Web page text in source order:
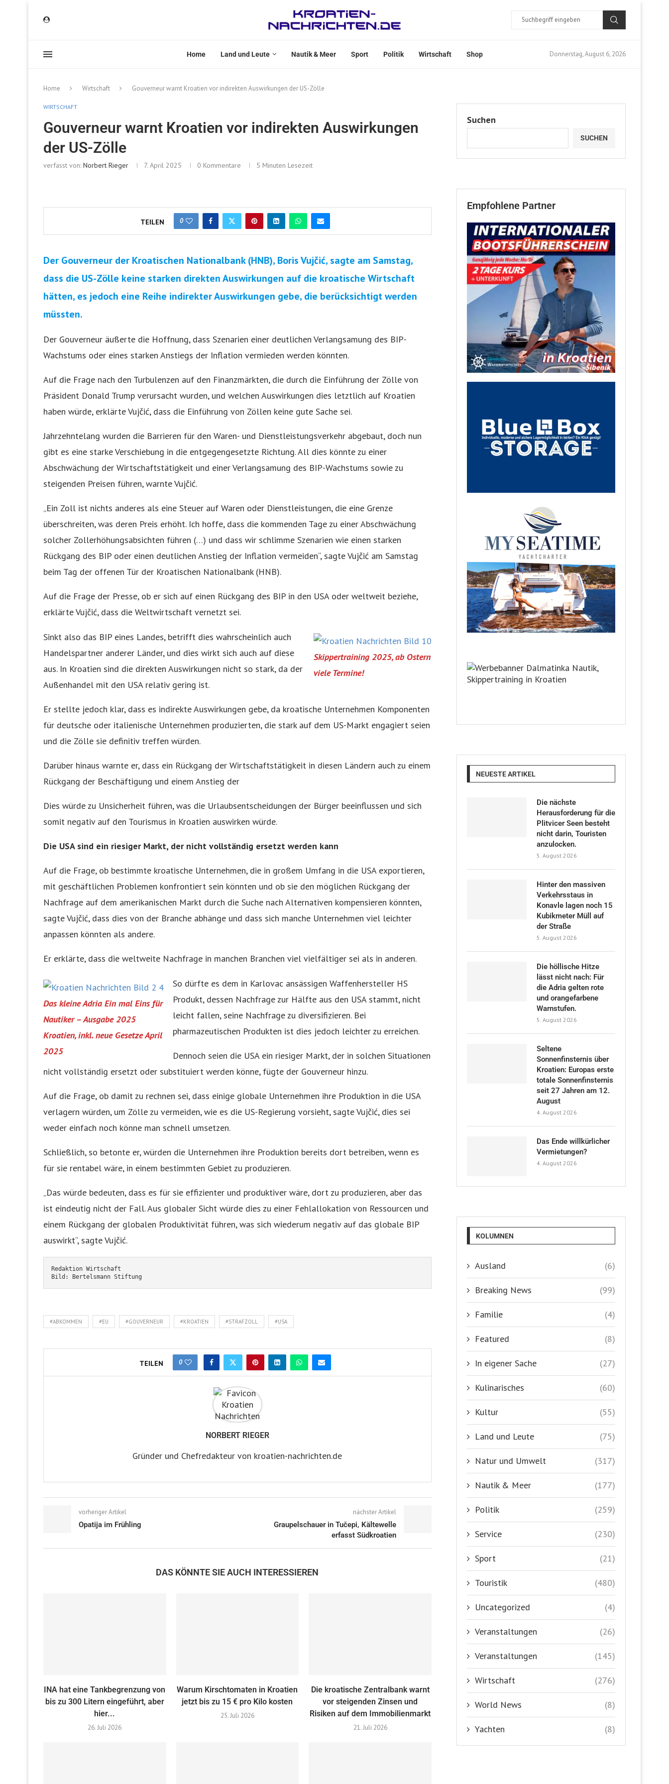
Home Land und Leute Nautik & Meer Sport Politik Wirtschaft Shop Donnerstag, August 6, 2026
Home Wirtschaft Gouverneur warnt Kroatien vor indirekten Auswirkungen der US-Zölle
WIRTSCHAFT
Gouverneur warnt Kroatien vor indirekten Auswirkungen
der US-Zölle
verfasst von: Norbert Rieger 7. April 2025 0 Kommentare 5 Minuten Lesezeit
TEILEN 0
Der Gouverneur der Kroatischen Nationalbank (HNB), Boris Vujčić, sagte am Samstag,
dass die US-Zölle keine starken direkten Auswirkungen auf die kroatische Wirtschaft
hätten, es jedoch eine Reihe indirekter Auswirkungen gebe, die berücksichtigt werden
müssten.
Der Gouverneur äußerte die Hoffnung, dass Szenarien einer deutlichen Verlangsamung des BIP-
Wachstums oder eines starken Anstiegs der Inflation vermieden werden könnten.
Auf die Frage nach den Turbulenzen auf den Finanzmärkten, die durch die Einführung der Zölle von
Präsident Donald Trump verursacht wurden, und welchen Auswirkungen dies letztlich auf Kroatien
haben würde, erklärte Vujčić, dass die Einführung von Zöllen keine gute Sache sei.
Jahrzehntelang wurden die Barrieren für den Waren- und Dienstleistungsverkehr abgebaut, doch nun
gibt es eine starke Verschiebung in die entgegengesetzte Richtung. All dies könnte zu einer
Abschwächung der Wirtschaftstätigkeit und einer Verlangsamung des BIP-Wachstums sowie zu
steigenden Preisen führen, warnte Vujčić.
„Ein Zoll ist nichts anderes als eine Steuer auf Waren oder Dienstleistungen, die eine Grenze
überschreiten, was deren Preis erhöht. Ich hoffe, dass die kommenden Tage zu einer Abschwächung
solcher Zollerhöhungsabsichten führen (…) und dass wir schlimme Szenarien wie einen starken
Rückgang des BIP oder einen deutlichen Anstieg der Inflation vermeiden“, sagte Vujčić am Samstag
beim Tag der offenen Tür der Kroatischen Nationalbank (HNB).
Auf die Frage der Presse, ob er sich auf einen Rückgang des BIP in den USA oder weltweit beziehe,
erklärte Vujčić, dass die Weltwirtschaft vernetzt sei.
Skippertraining 2025, ab Ostern
viele Termine!
Sinkt also das BIP eines Landes, betrifft dies wahrscheinlich auch
Handelspartner anderer Länder, und dies wirkt sich auch auf diese
aus. In Kroatien sind die direkten Auswirkungen nicht so stark, da der
Außenhandel mit den USA relativ gering ist.
Er stellte jedoch klar, dass es indirekte Auswirkungen gebe, da kroatische Unternehmen Komponenten
für deutsche oder italienische Unternehmen produzierten, die stark auf dem US-Markt engagiert seien
und die Zölle sie definitiv treffen würden.
Darüber hinaus warnte er, dass ein Rückgang der Wirtschaftstätigkeit in diesen Ländern auch zu einem
Rückgang der Beschäftigung und einem Anstieg der
Dies würde zu Unsicherheit führen, was die Urlaubsentscheidungen der Bürger beeinflussen und sich
somit negativ auf den Tourismus in Kroatien auswirken würde.
Die USA sind ein riesiger Markt, der nicht vollständig ersetzt werden kann
Auf die Frage, ob bestimmte kroatische Unternehmen, die in großem Umfang in die USA exportieren,
mit geschäftlichen Problemen konfrontiert sein könnten und ob sie den möglichen Rückgang der
Nachfrage auf dem amerikanischen Markt durch die Suche nach Alternativen kompensieren könnten,
sagte Vujčić, dass dies von der Branche abhänge und dass sich manche Unternehmen viel leichter
anpassen könnten als andere.
Er erklärte, dass die weltweite Nachfrage in manchen Branchen viel vielfältiger sei als in anderen.
Das kleine Adria Ein mal Eins für
Nautiker – Ausgabe 2025
Kroatien, inkl. neue Gesetze April
2025
So dürfte es dem in Karlovac ansässigen Waffenhersteller HS
Produkt, dessen Nachfrage zur Hälfte aus den USA stammt, nicht
leicht fallen, seine Nachfrage zu diversifizieren. Bei
pharmazeutischen Produkten ist dies jedoch leichter zu erreichen.
Dennoch seien die USA ein riesiger Markt, der in solchen Situationen
nicht vollständig ersetzt oder substituiert werden könne, fügte der Gouverneur hinzu.
Auf die Frage, ob damit zu rechnen sei, dass einige globale Unternehmen ihre Produktion in die USA
verlagern würden, um Zölle zu vermeiden, wie es die US-Regierung vorsieht, sagte Vujčić, dies sei
weder einfach noch könne man schnell umsetzen.
Schließlich, so betonte er, würden die Unternehmen ihre Produktion bereits dort betreiben, wenn es
für sie rentabel wäre, in einem bestimmten Gebiet zu produzieren.
„Das würde bedeuten, dass es für sie effizienter und produktiver wäre, dort zu produzieren, aber das
ist eindeutig nicht der Fall. Aus globaler Sicht würde dies zu einer Fehlallokation von Ressourcen und
einem Rückgang der globalen Produktivität führen, was sich wiederum negativ auf das globale BIP
auswirkt“, sagte Vujčić.
Redaktion Wirtschaft
Bild: Bertelsmann Stiftung
#ABKOMMEN #EU #GOUVERNEUR #KROATIEN #STRAFZOLL #USA
TEILEN 0
NORBERT RIEGER
Gründer und Chefredakteur von kroatien-nachrichten.de
vorheriger Artikel
Opatija im Frühling
nächster Artikel
Graupelschauer in Tučepi, Kältewelle
erfasst Südkroatien
DAS KÖNNTE SIE AUCH INTERESSIEREN
INA hat eine Tankbegrenzung von
bis zu 300 Litern eingeführt, aber
hier...
26. Juli 2026
Warum Kirschtomaten in Kroatien
jetzt bis zu 15 € pro Kilo kosten
25. Juli 2026
Die kroatische Zentralbank warnt
vor steigenden Zinsen und
Risiken auf dem Immobilienmarkt
21. Juli 2026
Suchen
SUCHEN
Empfohlene Partner
NEUESTE ARTIKEL
Die nächste
Herausforderung für die
Plitvicer Seen besteht
nicht darin, Touristen
anzulocken.
5. August 2026
Hinter den massiven
Verkehrsstaus in
Konavle lagen noch 15
Kubikmeter Müll auf
der Straße
5. August 2026
Die höllische Hitze
lässt nicht nach: Für
die Adria gelten rote
und orangefarbene
Warnstufen.
5. August 2026
Seltene
Sonnenfinsternis über
Kroatien: Europas erste
totale Sonnenfinsternis
seit 27 Jahren am 12.
August
4. August 2026
Das Ende willkürlicher
Vermietungen?
4. August 2026
KOLUMNEN
Ausland (6)
Breaking News (99)
Familie (4)
Featured (8)
In eigener Sache (27)
Kulinarisches (60)
Kultur (55)
Land und Leute (75)
Natur und Umwelt (317)
Nautik & Meer (177)
Politik (259)
Service (230)
Sport (21)
Touristik (480)
Uncategorized (4)
Veranstaltungen (26)
Veranstaltungen (145)
Wirtschaft (276)
World News (8)
Yachten (8)